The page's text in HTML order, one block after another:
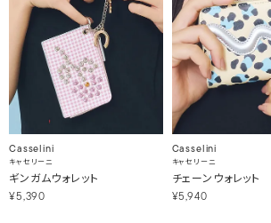
Casselini
キャセリーニ
ギンガムウォレット
¥5,390
Casselini
キャセリーニ
チェーンウォレット
¥5,940